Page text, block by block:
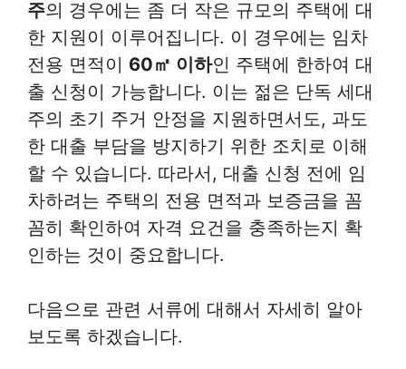
주의 경우에는 좀 더 작은 규모의 주택에 대
한 지원이 이루어집니다. 이 경우에는 임차
전용 면적이 60㎡ 이하인 주택에 한하여 대
출 신청이 가능합니다. 이는 젊은 단독 세대
주의 초기 주거 안정을 지원하면서도, 과도
한 대출 부담을 방지하기 위한 조치로 이해
할 수 있습니다. 따라서, 대출 신청 전에 임
차하려는 주택의 전용 면적과 보증금을 꼼
꼼히 확인하여 자격 요건을 충족하는지 확
인하는 것이 중요합니다.
다음으로 관련 서류에 대해서 자세히 알아
보도록 하겠습니다.